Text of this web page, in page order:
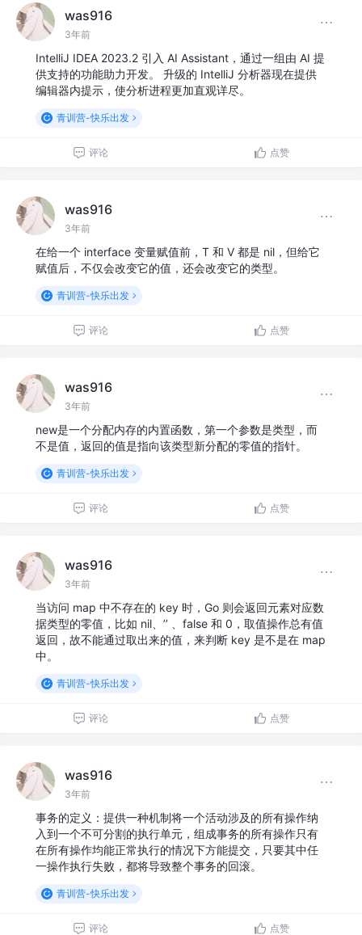
was916
3年前
IntelliJ IDEA 2023.2 引入 AI Assistant，通过一组由 AI 提
供支持的功能助力开发。 升级的 IntelliJ 分析器现在提供
编辑器内提示，使分析进程更加直观详尽。
青训营-快乐出发
评论 点赞
was916
3年前
在给一个 interface 变量赋值前，T 和 V 都是 nil，但给它
赋值后，不仅会改变它的值，还会改变它的类型。
青训营-快乐出发
评论 点赞
was916
3年前
new是一个分配内存的内置函数，第一个参数是类型，而
不是值，返回的值是指向该类型新分配的零值的指针。
青训营-快乐出发
评论 点赞
was916
3年前
当访问 map 中不存在的 key 时，Go 则会返回元素对应数
据类型的零值，比如 nil、’’ 、false 和 0，取值操作总有值
返回，故不能通过取出来的值，来判断 key 是不是在 map
中。
青训营-快乐出发
评论 点赞
was916
3年前
事务的定义：提供一种机制将一个活动涉及的所有操作纳
入到一个不可分割的执行单元，组成事务的所有操作只有
在所有操作均能正常执行的情况下方能提交，只要其中任
一操作执行失败，都将导致整个事务的回滚。
青训营-快乐出发
评论 点赞